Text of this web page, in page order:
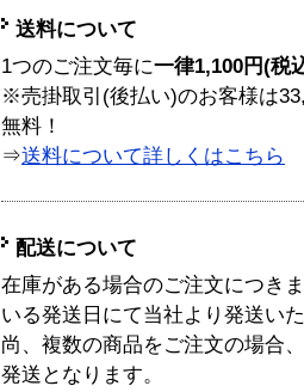
送料について
1つのご注文毎に一律1,100円(税
※売掛取引(後払い)のお客様は
無料！
⇒送料について詳しくはこちら
配送について
在庫がある場合のご注文につき
いる発送日にて当社より発送い
尚、複数の商品をご注文の場合
発送となります。